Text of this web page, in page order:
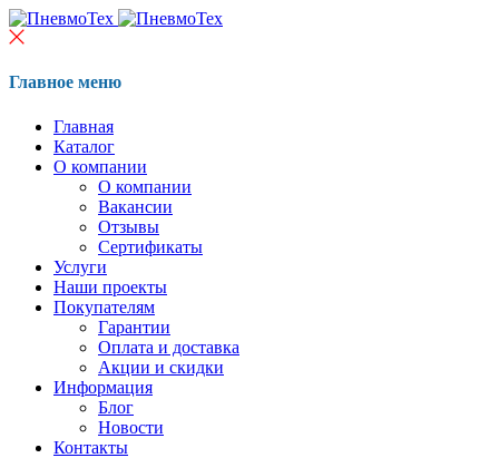
Главное меню
Главная
Каталог
О компании
О компании
Вакансии
Отзывы
Сертификаты
Услуги
Наши проекты
Покупателям
Гарантии
Оплата и доставка
Акции и скидки
Информация
Блог
Новости
Контакты